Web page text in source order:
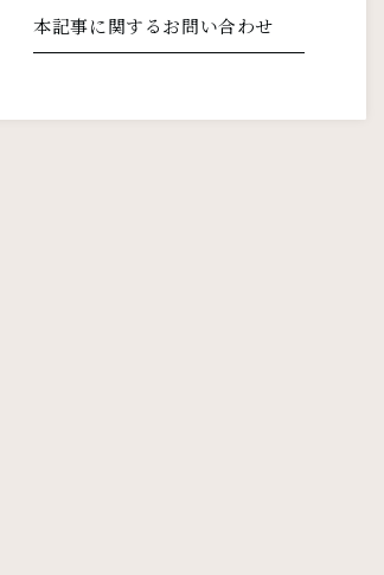
本記事に関するお問い合わせ